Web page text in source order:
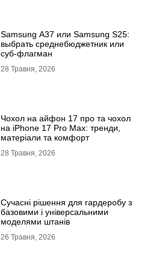
Samsung A37 или Samsung S25:
выбрать среднебюджетник или
суб-флагман
28 Травня, 2026
Чохол на айфон 17 про та чохол
на iPhone 17 Pro Max: тренди,
матеріали та комфорт
28 Травня, 2026
Сучасні рішення для гардеробу з
базовими і універсальними
моделями штанів
26 Травня, 2026